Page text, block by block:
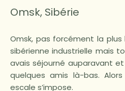
Omsk, Sibérie
Omsk, pas forcément la plus
sibérienne industrielle mais
avais séjourné auparavant
quelques amis là-bas.
escale s’impose.